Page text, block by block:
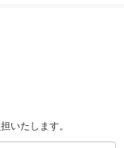
いたします。